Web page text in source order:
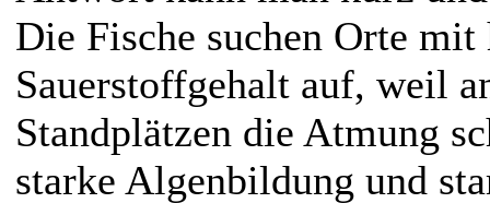
Die Fische suchen Orte mit
Sauerstoffgehalt auf, weil
Standplätzen die Atmung
starke Algenbildung und